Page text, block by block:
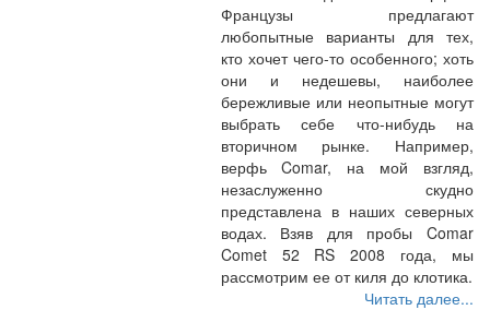
Французы предлагают
любопытные варианты для тех,
кто хочет чего-то особенного; хоть
они и недешевы, наиболее
бережливые или неопытные могут
выбрать себе что-нибудь на
вторичном рынке. Например,
верфь Comar, на мой взгляд,
незаслуженно скудно
представлена в наших северных
водах. Взяв для пробы Comar
Comet 52 RS 2008 года, мы
рассмотрим ее от киля до клотика.
Читать далее...